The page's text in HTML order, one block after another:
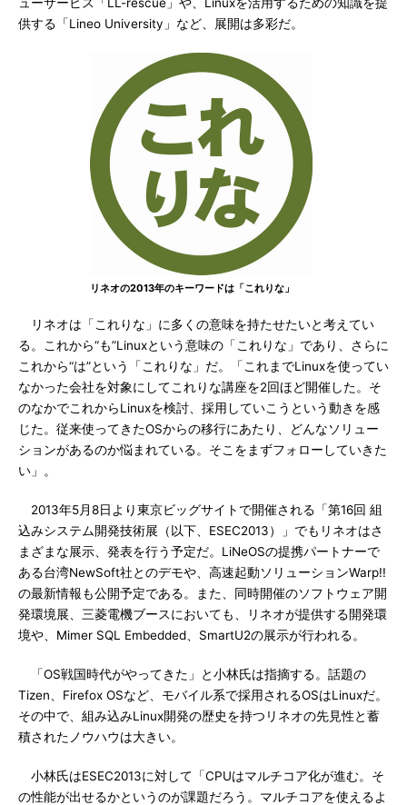
供する「Lineo University」など、展開は多彩だ。
リネオの2013年のキーワードは「これりな」
リネオは「これりな」に多くの意味を持たせたいと考えてい
る。これから“も”Linuxという意味の「これりな」であり、さらに
これから“は”という「これりな」だ。「これまでLinuxを使ってい
なかった会社を対象にしてこれりな講座を2回ほど開催した。そ
のなかでこれからLinuxを検討、採用していこうという動きを感
じた。従来使ってきたOSからの移行にあたり、どんなソリュー
ションがあるのか悩まれている。そこをまずフォローしていきた
い」。
2013年5月8日より東京ビッグサイトで開催される「第16回 組
込みシステム開発技術展（以下、ESEC2013）」でもリネオはさ
まざまな展示、発表を行う予定だ。LiNeOSの提携パートナーで
ある台湾NewSoft社とのデモや、高速起動ソリューションWarp!!
の最新情報も公開予定である。また、同時開催のソフトウェア開
発環境展、三菱電機ブースにおいても、リネオが提供する開発環
境や、Mimer SQL Embedded、SmartU2の展示が行われる。
「OS戦国時代がやってきた」と小林氏は指摘する。話題の
Tizen、Firefox OSなど、モバイル系で採用されるOSはLinuxだ。
その中で、組み込みLinux開発の歴史を持つリネオの先見性と蓄
積されたノウハウは大きい。
小林氏はESEC2013に対して「CPUはマルチコア化が進む。そ
の性能が出せるかというのが課題だろう。マルチコアを使えるよ